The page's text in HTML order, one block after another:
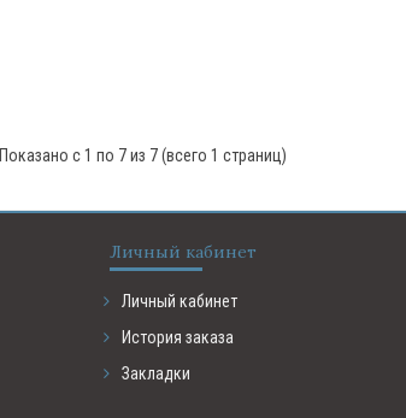
Показано с 1 по 7 из 7 (всего 1 страниц)
Личный кабинет
Личный кабинет
История заказа
Закладки